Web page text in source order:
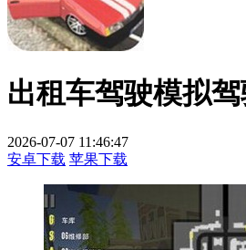
出租车驾驶模拟
2026-07-07 11:46:47
安卓下载 苹果下载